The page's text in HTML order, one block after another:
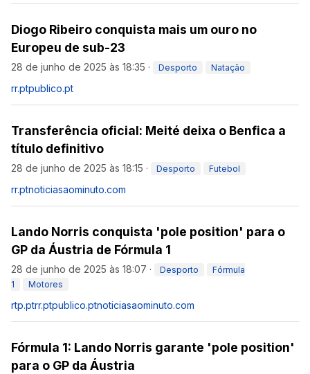
Diogo Ribeiro conquista mais um ouro no
Europeu de sub-23
28 de junho de 2025 às 18:35 · Desporto Natação
rr.ptpublico.pt
Transferência oficial: Meité deixa o Benfica a
título definitivo
28 de junho de 2025 às 18:15 · Desporto Futebol
rr.ptnoticiasaominuto.com
Lando Norris conquista 'pole position' para o
GP da Áustria de Fórmula 1
28 de junho de 2025 às 18:07 · Desporto
Fórmula
1
Motores
rtp.ptrr.ptpublico.ptnoticiasaominuto.com
Fórmula 1: Lando Norris garante 'pole position'
para o GP da Áustria